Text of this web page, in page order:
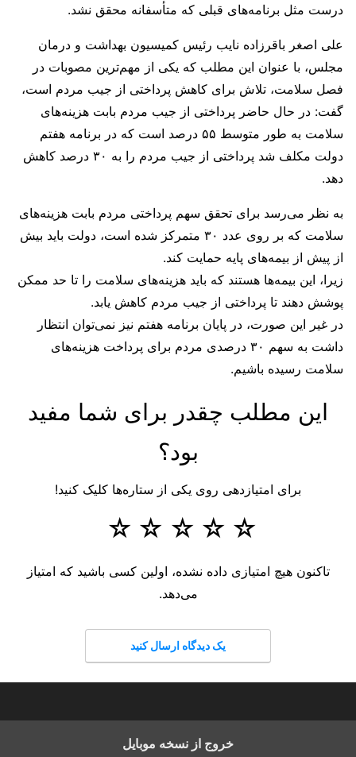
درست مثل برنامه‌های قبلی که متأسفانه محقق نشد.
علی اصغر باقرزاده نایب رئیس کمیسیون بهداشت و درمان
مجلس، با عنوان این مطلب که یکی از مهم‌ترین مصوبات در
فصل سلامت، تلاش برای کاهش پرداختی از جیب مردم است،
گفت: در حال حاضر پرداختی از جیب مردم بابت هزینه‌های
سلامت به طور متوسط ۵۵ درصد است که در برنامه هفتم
دولت مکلف شد پرداختی از جیب مردم را به ۳۰ درصد کاهش
دهد.
به نظر می‌رسد برای تحقق سهم پرداختی مردم بابت هزینه‌های
سلامت که بر روی عدد ۳۰ متمرکز شده است، دولت باید بیش
از پیش از بیمه‌های پایه حمایت کند.
زیرا، این بیمه‌ها هستند که باید هزینه‌های سلامت را تا حد ممکن
پوشش دهند تا پرداختی از جیب مردم کاهش یابد.
در غیر این صورت، در پایان برنامه هفتم نیز نمی‌توان انتظار
داشت به سهم ۳۰ درصدی مردم برای پرداخت هزینه‌های
سلامت رسیده باشیم.
این مطلب چقدر برای شما مفید
بود؟
برای امتیازدهی روی یکی از ستاره‌ها کلیک کنید!
☆
☆
☆
☆
☆
تاکنون هیچ امتیازی داده نشده، اولین کسی باشید که امتیاز
می‌دهد.
یک دیدگاه ارسال کنید
خروج از نسخه موبایل